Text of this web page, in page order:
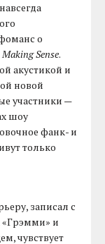
о
Sense.
акустикой и
новой
участники —
шоу
фанк- и
только
записал с
«Грэмми» и
чувствует